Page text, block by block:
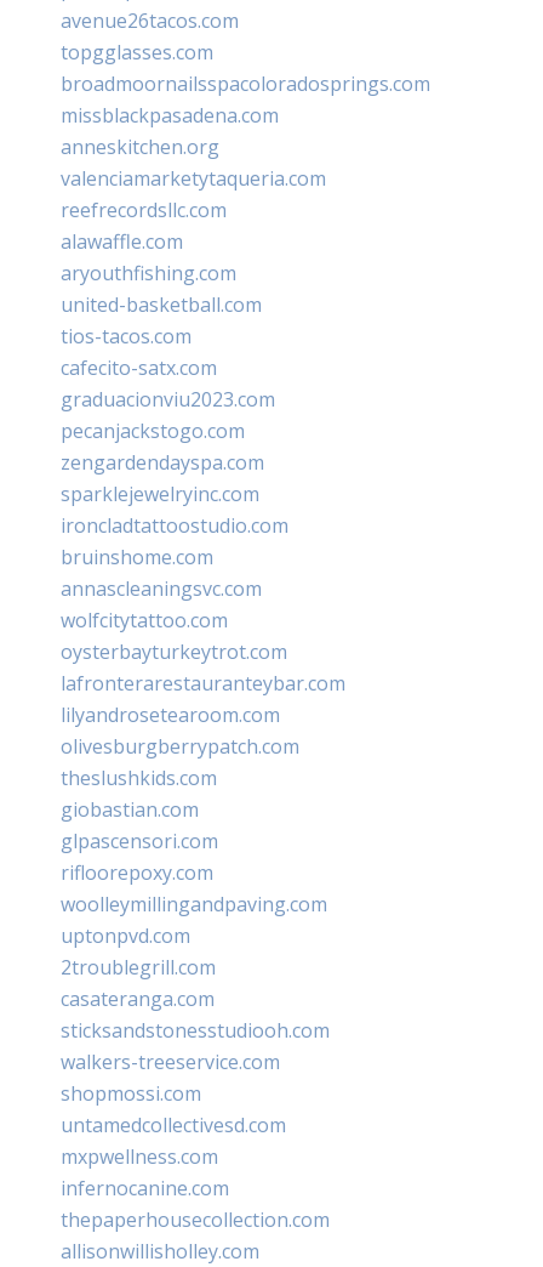
avenue26tacos.com
topgglasses.com
broadmoornailsspacoloradosprings.com
missblackpasadena.com
anneskitchen.org
valenciamarketytaqueria.com
reefrecordsllc.com
alawaffle.com
aryouthfishing.com
united-basketball.com
tios-tacos.com
cafecito-satx.com
graduacionviu2023.com
pecanjackstogo.com
zengardendayspa.com
sparklejewelryinc.com
ironcladtattoostudio.com
bruinshome.com
annascleaningsvc.com
wolfcitytattoo.com
oysterbayturkeytrot.com
lafronterarestauranteybar.com
lilyandrosetearoom.com
olivesburgberrypatch.com
theslushkids.com
giobastian.com
glpascensori.com
rifloorepoxy.com
woolleymillingandpaving.com
uptonpvd.com
2troublegrill.com
casateranga.com
sticksandstonesstudiooh.com
walkers-treeservice.com
shopmossi.com
untamedcollectivesd.com
mxpwellness.com
infernocanine.com
thepaperhousecollection.com
allisonwillisholley.com